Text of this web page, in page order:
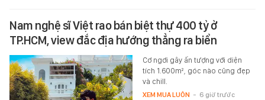
Nam nghệ sĩ Việt rao bán biệt thự 400 tỷ ở
TP.HCM, view đắc địa hướng thẳng ra biển
Cơ ngơi gây ấn tượng với diện
tích 1.600m², góc nào cũng đẹp
và chill.
XEM MUA LUÔN - 6 giờ trước